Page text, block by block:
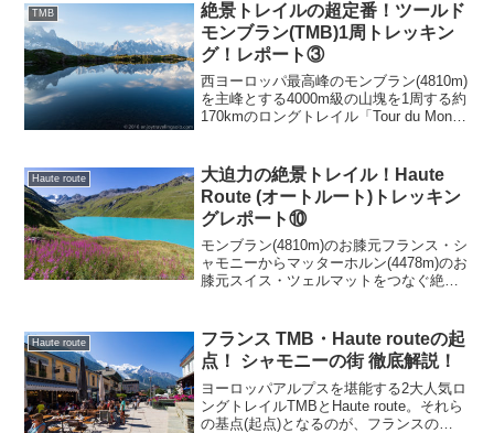
TMB
絶景トレイルの超定番！ツールド
モンブラン(TMB)1周トレッキン
グ！レポート③
西ヨーロッパ最高峰のモンブラン(4810m)
を主峰とする4000m級の山塊を1周する約
170kmのロングトレイル「Tour du Mont
周のトレッキングを行いました。2日目前
半のレポートです。
Haute route
大迫力の絶景トレイル！Haute
Route (オートルート)トレッキン
グレポート⑩
モンブラン(4810m)のお膝元フランス・シ
ャモニーからマッターホルン(4478m)のお
膝元スイス・ツェルマットをつなぐ絶景
routeのトレッキング5日目前編のレポー
トを行います。
Haute route
フランス TMB・Haute routeの起
点！ シャモニーの街 徹底解説！
ヨーロッパアルプスを堪能する2大人気ロ
ングトレイルTMBとHaute route。それら
の基点(起点)となるのが、フランスの